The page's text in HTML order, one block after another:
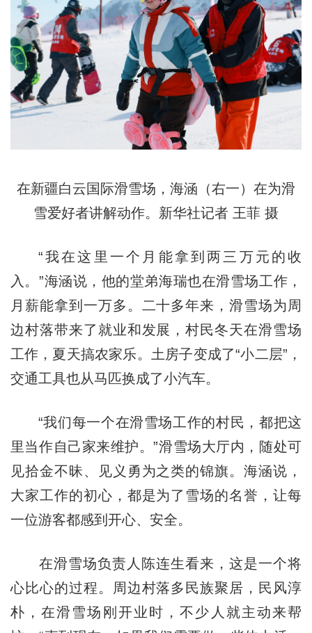
在新疆白云国际滑雪场，海涵（右一）在为滑
雪爱好者讲解动作。新华社记者 王菲 摄
“我在这里一个月能拿到两三万元的收
入。”海涵说，他的堂弟海瑞也在滑雪场工作，
月薪能拿到一万多。二十多年来，滑雪场为周
边村落带来了就业和发展，村民冬天在滑雪场
工作，夏天搞农家乐。土房子变成了“小二层”，
交通工具也从马匹换成了小汽车。
“我们每一个在滑雪场工作的村民，都把这
里当作自己家来维护。”滑雪场大厅内，随处可
见拾金不昧、见义勇为之类的锦旗。海涵说，
大家工作的初心，都是为了雪场的名誉，让每
一位游客都感到开心、安全。
在滑雪场负责人陈连生看来，这是一个将
心比心的过程。周边村落多民族聚居，民风淳
朴，在滑雪场刚开业时，不少人就主动来帮